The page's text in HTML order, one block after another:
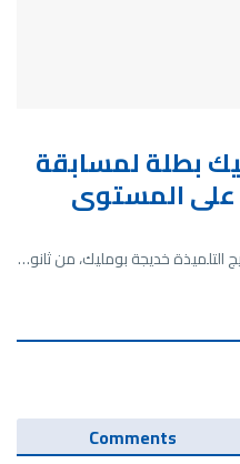
بطلة لمسابقة
على المستوى
التلميذة خديجة بومليك، من ثانو…
Comments